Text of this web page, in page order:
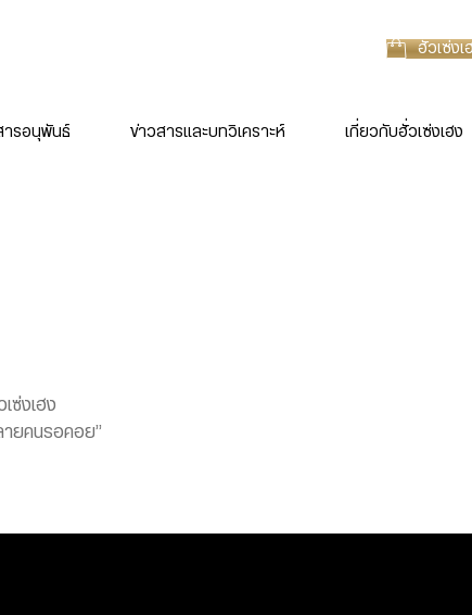
ฮั่วเซ่ง
ารอนุพันธ์ ข่าวสารและบทวิเคราะห์ เกี่ยวกับฮั่วเซ่งเฮง
ซ่งเฮง
ายคนรอคอย”